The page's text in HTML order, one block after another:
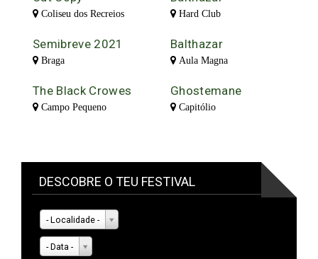
Coliseu dos Recreios Hard Club
Semibreve 2021
Braga
Balthazar
Aula Magna
The Black Crowes
Campo Pequeno
Ghostemane
Capitólio
DESCOBRE O TEU FESTIVAL
- Localidade -
- Data -